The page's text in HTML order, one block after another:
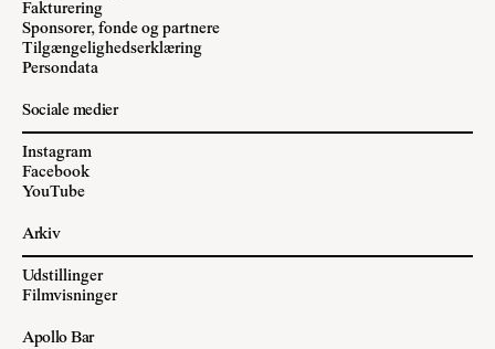
Fakturering
Sponsorer, fonde og partnere
Tilgængelighedserklæring
Persondata
Sociale medier
Instagram
Facebook
YouTube
Arkiv
Udstillinger
Filmvisninger
Apollo Bar